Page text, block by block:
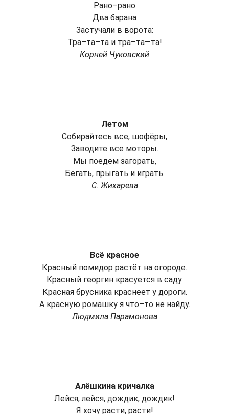
Рано–рано
Два барана
Застучали в ворота:
Тра–та–та и тра–та—та!
Корней Чуковский
Летом
Собирайтесь все, шофёры,
Заводите все моторы.
Мы поедем загорать,
Бегать, прыгать и играть.
С. Жихарева
Всё красное
Красный помидор растёт на огороде.
Красный георгин красуется в саду.
Красная брусника краснеет у дороги.
А красную ромашку я что–то не найду.
Людмила Парамонова
Алёшкина кричалка
Лейся, лейся, дождик, дождик!
Я хочу расти, расти!